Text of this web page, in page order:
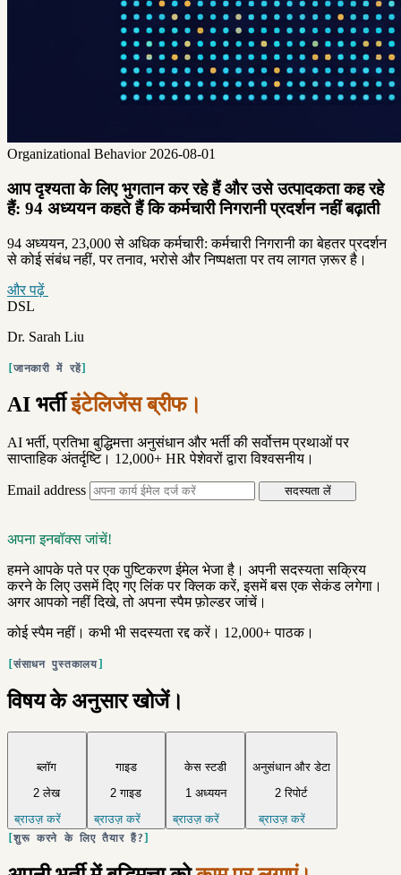
Organizational Behavior 2026-08-01
आप दृश्यता के लिए भुगतान कर रहे हैं और उसे उत्पादकता कह रहे
हैं: 94 अध्ययन कहते हैं कि कर्मचारी निगरानी प्रदर्शन नहीं बढ़ाती
94 अध्ययन, 23,000 से अधिक कर्मचारी: कर्मचारी निगरानी का बेहतर प्रदर्शन
से कोई संबंध नहीं, पर तनाव, भरोसे और निष्पक्षता पर तय लागत ज़रूर है।
और पढ़ें
DSL
Dr. Sarah Liu
जानकारी में रहें
AI भर्तीइंटेलिजेंस ब्रीफ।
AI भर्ती, प्रतिभा बुद्धिमत्ता अनुसंधान और भर्ती की सर्वोत्तम प्रथाओं पर
साप्ताहिक अंतर्दृष्टि। 12,000+ HR पेशेवरों द्वारा विश्वसनीय।
Email address सदस्यता लें
अपना इनबॉक्स जांचें!
हमने आपके पते पर एक पुष्टिकरण ईमेल भेजा है। अपनी सदस्यता सक्रिय
करने के लिए उसमें दिए गए लिंक पर क्लिक करें, इसमें बस एक सेकंड लगेगा।
अगर आपको नहीं दिखे, तो अपना स्पैम फ़ोल्डर जांचें।
कोई स्पैम नहीं। कभी भी सदस्यता रद्द करें। 12,000+ पाठक।
संसाधन पुस्तकालय
विषय के अनुसार खोजें।
ब्लॉग
2 लेख
ब्राउज़ करें
गाइड
2 गाइड
ब्राउज़ करें
केस स्टडी
1 अध्ययन
ब्राउज़ करें
अनुसंधान और डेटा
2 रिपोर्ट
ब्राउज़ करें
शुरू करने के लिए तैयार हैं?